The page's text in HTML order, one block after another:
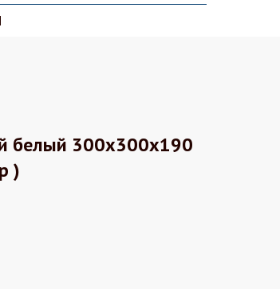
белый 300х300х190
)